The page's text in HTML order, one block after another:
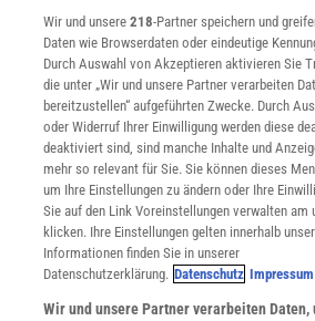
WEBSEITEN
KielSCN
Wissenschaft in die Schulen
SciLogs
Uns finden Sie auch hier:
Wir und unsere218-Partner speichern und
Daten wie Browserdaten oder eindeutige
Durch Auswahl von Akzeptieren aktivieren Sie
die unter „Wir und unsere Partner verarbeiten
bereitzustellen“ aufgeführten Zwecke. Durch
oder Widerruf Ihrer Einwilligung werden diese
deaktiviert sind, sind manche Inhalte und
mehr so relevant für Sie. Sie können dieses
um Ihre Einstellungen zu ändern oder Ihre
Sie auf den Link Voreinstellungen verwalten am
klicken. Ihre Einstellungen gelten innerhalb
Informationen finden Sie in unserer
Datenschutzerklärung. Datenschutz Impressum
Wir und unsere Partner verarbeiten Daten,